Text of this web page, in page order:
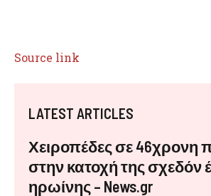
Source link
LATEST ARTICLES
Χειροπέδες σε 46χρονη
στην κατοχή της σχεδόν
ηρωίνης – News.gr